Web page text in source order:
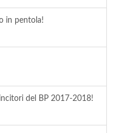
in pentola!
del BP 2017-2018!